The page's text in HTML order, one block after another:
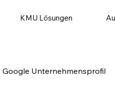
KMU Lösungen
Google Unternehmensprofil